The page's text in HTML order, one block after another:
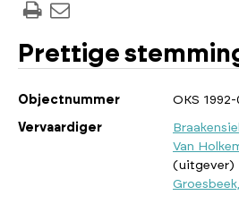
Prettige
Objectnummer OKS 1992-
Vervaardiger
Van
(uitgever)